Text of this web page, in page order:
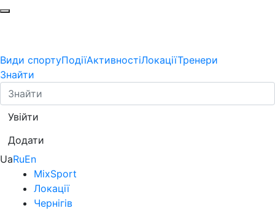
Види спортуПодіїАктивностіЛокаціїТренери
Знайти
Увійти
Додати
UaRuEn
MixSport
Локації
Чернігів